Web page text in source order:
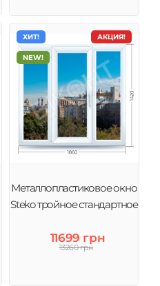
АКЦИЯ!
ХИТ!
NEW!
Металлопластиковое окно
Steko тройное стандартное
11699 грн
13260 грн